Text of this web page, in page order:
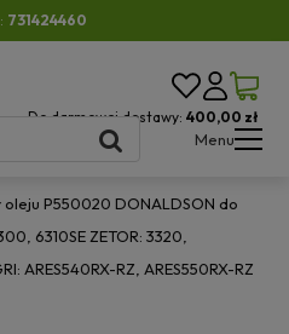
731424460
Do darmowej dostawy: 400,00 zł
Menu
oleju P550020 DONALDSON do
6310SE ZETOR: 3320,
ARES540RX-RZ, ARES550RX-RZ